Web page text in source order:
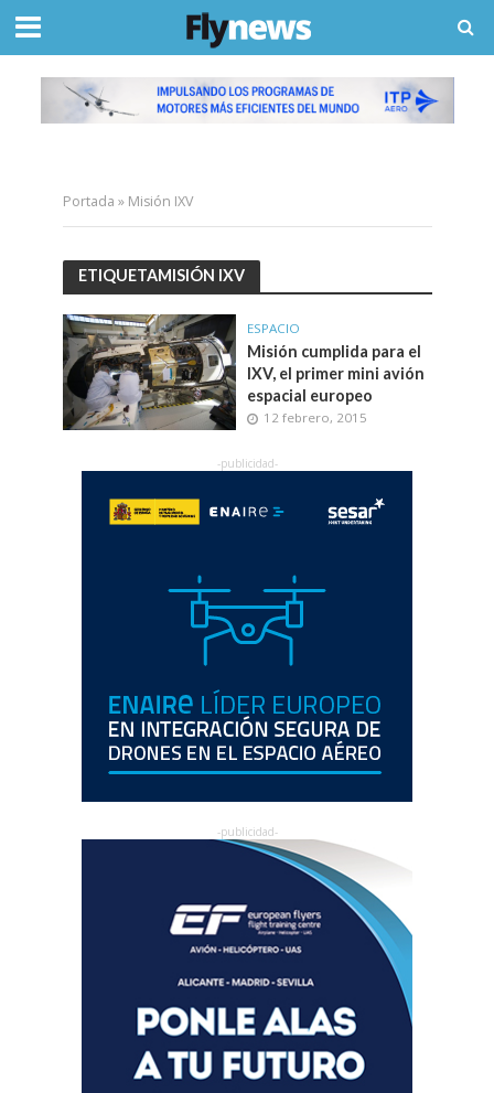
Portada » Misión IXV
ETIQUETAMISIÓN IXV
ESPACIO
Misión cumplida para el
IXV, el primer mini avión
espacial europeo
12 febrero, 2015